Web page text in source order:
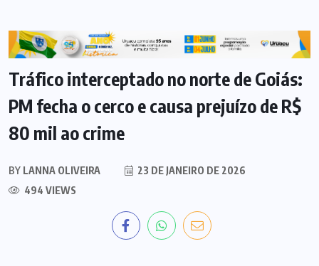
POLICIAL
Tráfico interceptado no norte de Goiás:
PM fecha o cerco e causa prejuízo de R$
80 mil ao crime
BY LANNA OLIVEIRA
23 DE JANEIRO DE 2026
494 VIEWS